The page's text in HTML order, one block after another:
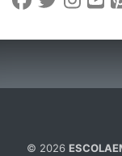
© 2026